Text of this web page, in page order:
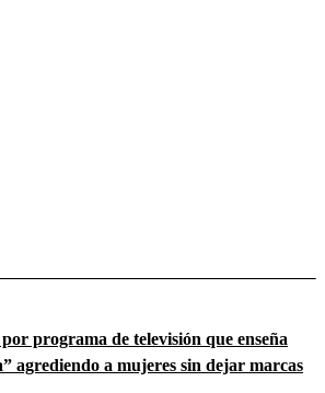
programa de televisión que enseña
agrediendo a mujeres sin dejar marcas